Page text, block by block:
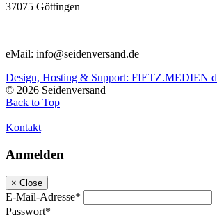
37075 Göttingen
eMail: info@seidenversand.de
Design, Hosting & Support: FIETZ.MEDIEN
© 2026 Seidenversand
Back to Top
Kontakt
Anmelden
× Close
E-Mail-Adresse*
Passwort*